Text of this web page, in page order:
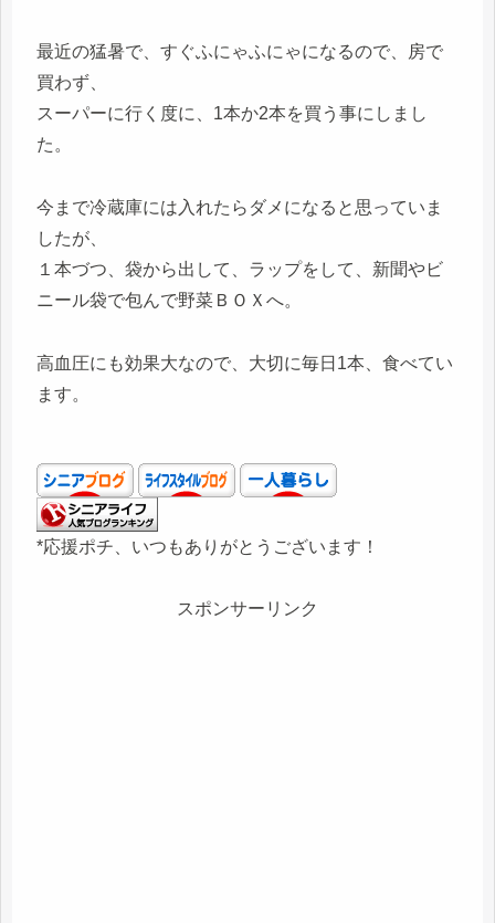
最近の猛暑で、すぐふにゃふにゃになるので、房で
買わず、
スーパーに行く度に、1本か2本を買う事にしまし
た。
今まで冷蔵庫には入れたらダメになると思っていま
したが、
１本づつ、袋から出して、ラップをして、新聞やビ
ニール袋で包んで野菜ＢＯＸへ。
高血圧にも効果大なので、大切に毎日1本、食べてい
ます。
*応援ポチ、いつもありがとうございます！
スポンサーリンク